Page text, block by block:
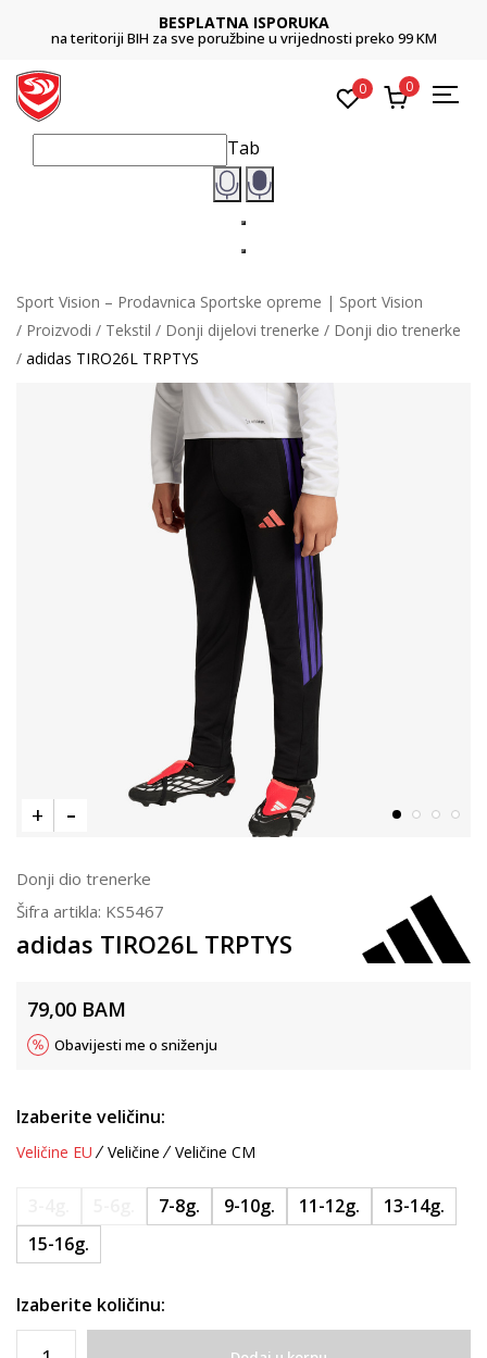
BESPLATNA ISPORUKA
na teritoriji BIH za sve poružbine u vrijednosti preko 99 KM
0 0
Tab
Sport Vision – Prodavnica Sportske opreme | Sport Vision
Proizvodi
Tekstil Donji dijelovi trenerke
Donji dio trenerke
adidas TIRO26L TRPTYS
Donji dio trenerke
Šifra artikla: KS5467
adidas TIRO26L TRPTYS
79,00 BAM
Obavijesti me o sniženju
Izaberite veličinu:
Veličine EU Veličine Veličine CM
7-8g. 9-10g. 11-12g.
13-14g.
15-16g.
Izaberite količinu: